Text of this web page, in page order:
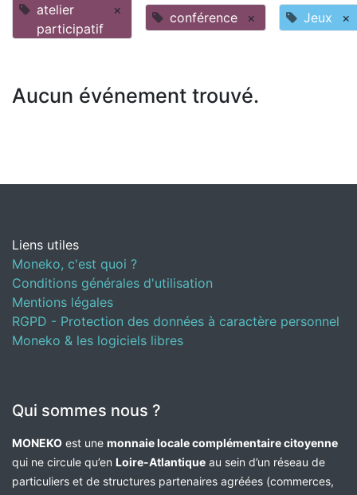
atelier
participatif
× conférence × Jeux ×
Aucun événement trouvé.
Liens utiles
Moneko, c'est quoi ?
Conditions générales d'utilisation
Mentions légales
RGPD - Protection des données à caractère personnel
Moneko & les logiciels libres
Qui sommes nous ?
MONEKO est une monnaie locale complémentaire citoyenne
qui ne circule qu’en Loire-Atlantique au sein d’un réseau de
particuliers et de structures partenaires agréées (commerces,